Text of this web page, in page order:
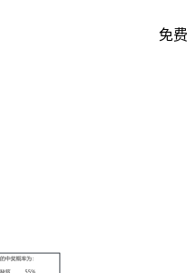
免费